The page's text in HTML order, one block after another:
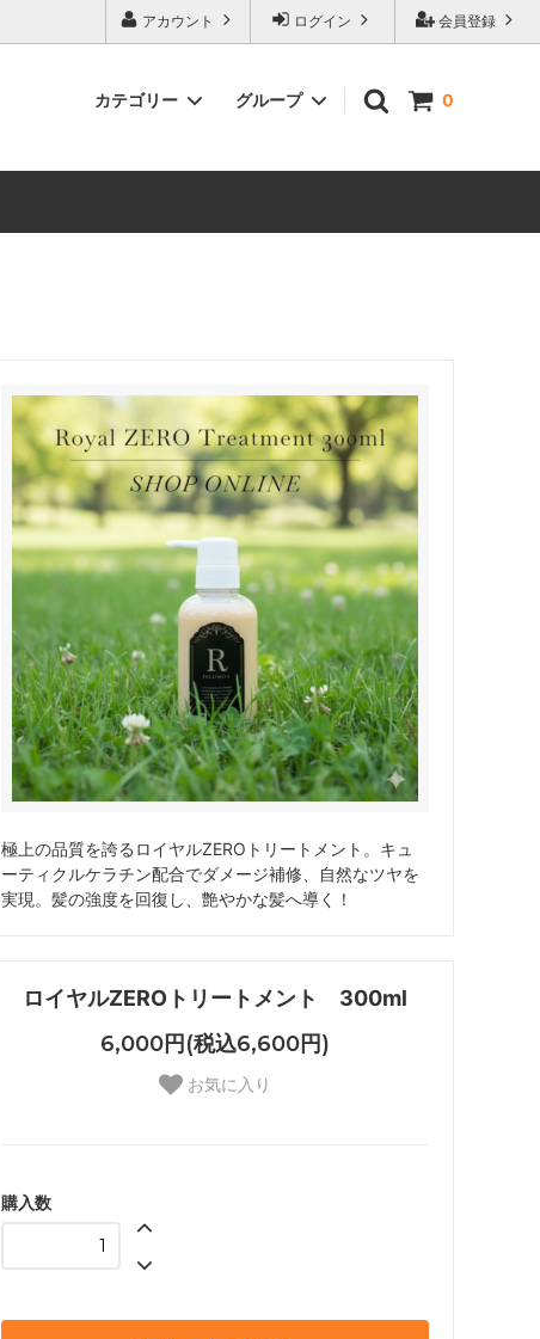
会員登録
ログイン
アカウント
0
カテゴリー
スタイリング剤
グループ
極上の品質を誇るロイヤルZEROトリートメント。キュ
ーティクルケラチン配合でダメージ補修、自然なツヤを
実現。髪の強度を回復し、艶やかな髪へ導く！
ロイヤルZEROトリートメント 300ml
6,000円(税込6,600円)
お気に入り
購入数